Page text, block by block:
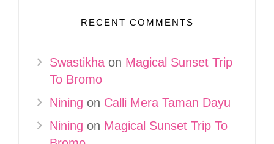
RECENT COMMENTS
Swastikha on Magical Sunset Trip
To Bromo
Nining on Calli Mera Taman Dayu
Nining on Magical Sunset Trip To